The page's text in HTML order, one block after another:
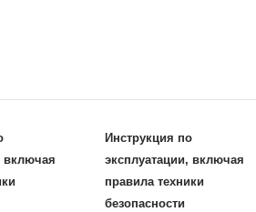
включая
Инструкция по
эксплуатации, включая
правила техники
безопасности